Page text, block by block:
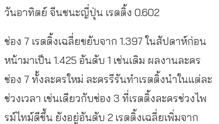
วันอาทิตย์ จีนชนะญี่ปุ่น เรตติ้ง 0.602
ช่อง 7 เรตติ้งเฉลี่ยขยับจาก 1.397 ในสัปดาห์ก่อน
หน้ามาเป็น 1.425 อันดับ 1 เช่นเดิม ผลงานละคร
ช่อง 7 ทั้งละครใหม่ ละครรีรันทำเรตติ้งนำในแต่ละ
ช่วงเวลา เช่นเดียวกับช่อง 3 ที่เรตติ้งละครช่วงไพ
รม์ไทม์ดีขึ้น ยังอยู่อันดับ 2 เรตติ้งเฉลี่ยเพิ่มจาก